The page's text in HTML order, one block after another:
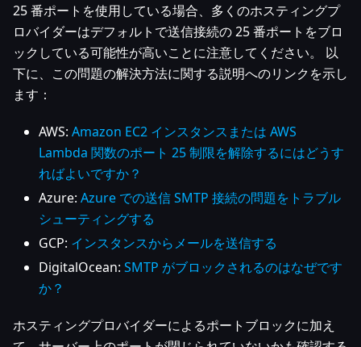
25 番ポートを使用している場合、多くのホスティングプ
ロバイダーはデフォルトで送信接続の 25 番ポートをブロ
ックしている可能性が高いことに注意してください。 以
下に、この問題の解決方法に関する説明へのリンクを示し
ます：
AWS: Amazon EC2 インスタンスまたは AWS
Lambda 関数のポート 25 制限を解除するにはどうす
ればよいですか？
Azure: Azure での送信 SMTP 接続の問題をトラブル
シューティングする
GCP: インスタンスからメールを送信する
DigitalOcean: SMTP がブロックされるのはなぜです
か？
ホスティングプロバイダーによるポートブロックに加え